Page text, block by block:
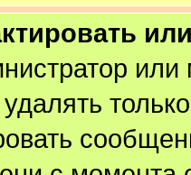
удалять